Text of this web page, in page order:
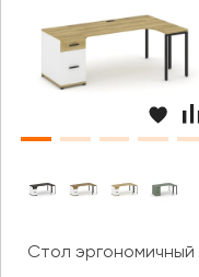
Стол эргономичный